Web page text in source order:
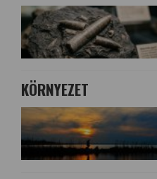
KÖRNYEZET